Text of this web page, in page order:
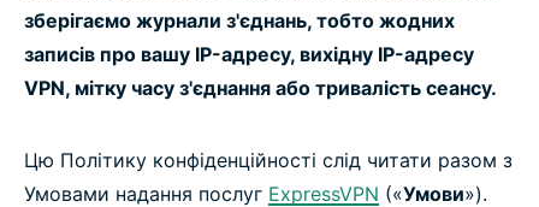
зберігаємо журнали з'єднань, тобто жодних
записів про вашу IP-адресу, вихідну IP-адресу
VPN, мітку часу з'єднання або тривалість сеансу.
Цю Політику конфіденційності слід читати разом з
Умовами надання послуг ExpressVPN («Умови»).